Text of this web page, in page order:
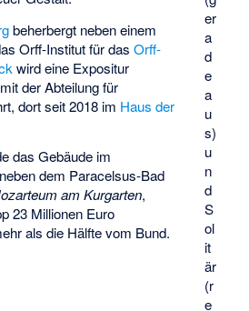
er
a
d
e
a
u
s)
u
n
d
S
ol
it
är
(r
e
beherbergt neben einem
Orff-Institut für dasOrff-
wird eine Expositur
der Abteilung für
dort seit 2018 im Haus der
das Gebäude im
neben dem Paracelsus-Bad
am Kurgarten,
23 Millionen Euro
als die Hälfte vom Bund.